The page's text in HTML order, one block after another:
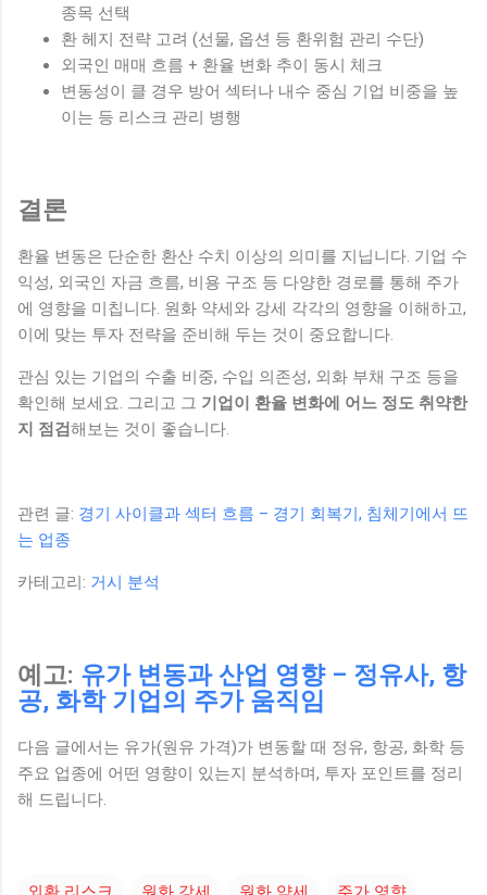
종목 선택
환 헤지 전략 고려 (선물, 옵션 등 환위험 관리 수단)
외국인 매매 흐름 + 환율 변화 추이 동시 체크
변동성이 클 경우 방어 섹터나 내수 중심 기업 비중을 높
이는 등 리스크 관리 병행
결론
환율 변동은 단순한 환산 수치 이상의 의미를 지닙니다. 기업 수
익성, 외국인 자금 흐름, 비용 구조 등 다양한 경로를 통해 주가
에 영향을 미칩니다. 원화 약세와 강세 각각의 영향을 이해하고,
이에 맞는 투자 전략을 준비해 두는 것이 중요합니다.
관심 있는 기업의 수출 비중, 수입 의존성, 외화 부채 구조 등을
확인해 보세요. 그리고 그 기업이 환율 변화에 어느 정도 취약한
지 점검해보는 것이 좋습니다.
관련 글: 경기 사이클과 섹터 흐름 – 경기 회복기, 침체기에서 뜨
는 업종
카테고리: 거시 분석
예고: 유가 변동과 산업 영향 – 정유사, 항
공, 화학 기업의 주가 움직임
다음 글에서는 유가(원유 가격)가 변동할 때 정유, 항공, 화학 등
주요 업종에 어떤 영향이 있는지 분석하며, 투자 포인트를 정리
해 드립니다.